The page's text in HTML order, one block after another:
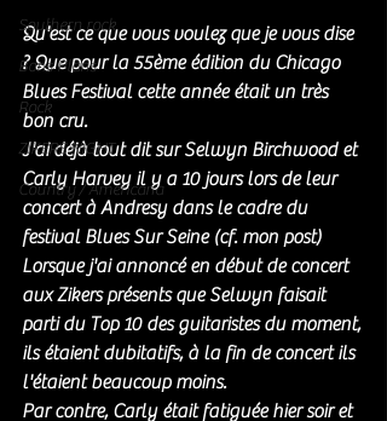
Southern rock
Bons Plans
Rock
ZIKERS NIGHT
Country / Americana
Qu'est ce que vous voulez que je vous dise
? Que pour la 55ème édition du Chicago
Blues Festival cette année était un très
bon cru.
J'ai déjà tout dit sur Selwyn Birchwood et
Carly Harvey il y a 10 jours lors de leur
concert à Andresy dans le cadre du
festival Blues Sur Seine (cf. mon post)
Lorsque j'ai annoncé en début de concert
aux Zikers présents que Selwyn faisait
parti du Top 10 des guitaristes du moment,
ils étaient dubitatifs, à la fin de concert ils
l'étaient beaucoup moins.
Par contre, Carly était fatiguée hier soir et